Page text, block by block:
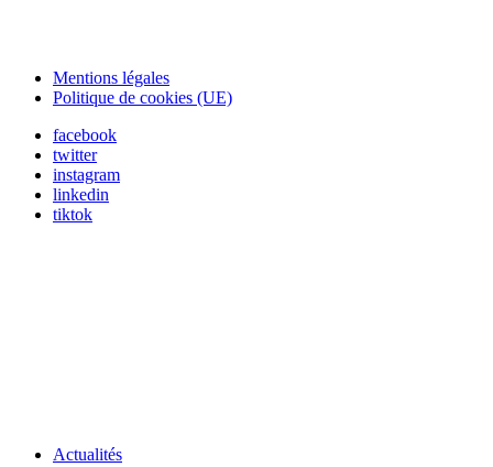
Mentions légales
Politique de cookies (UE)
facebook
twitter
instagram
linkedin
tiktok
Actualités